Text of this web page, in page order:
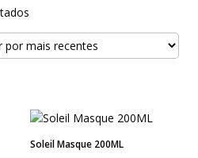
por
mais
recentes
Soleil Masque 200ML